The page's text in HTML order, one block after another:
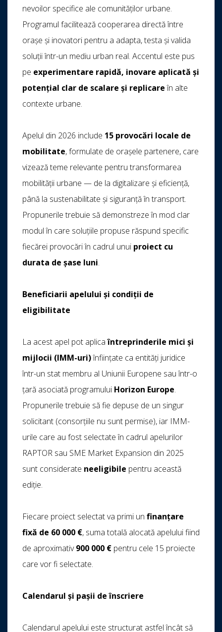
nevoilor specifice ale comunităților urbane.
Programul facilitează cooperarea directă între
orașe și inovatori pentru a adapta, testa și valida
soluții într-un mediu urban real. Accentul este pus
pe experimentare rapidă, inovare aplicată și
potențial clar de scalare și replicareîn alte
contexte urbane.
Apelul din 2026 include 15 provocări locale de
mobilitate, formulate de orașele partenere, care
vizează teme relevante pentru transformarea
mobilității urbane — de la digitalizare și eficiență,
până la sustenabilitate și siguranță în transport.
Propunerile trebuie să demonstreze în mod clar
modul în care soluțiile propuse răspund specific
fiecărei provocări în cadrul unui proiect cu
durata de șase luni.
Beneficiarii apelului și condiții de
eligibilitate
La acest apel pot aplicaîntreprinderile mici și
mijlocii (IMM-uri)înființate ca entități juridice
într-un stat membru al Uniunii Europene sau într-o
țară asociată programului Horizon Europe.
Propunerile trebuie să fie depuse de un singur
solicitant (consorțiile nu sunt permise), iar IMM-
urile care au fost selectate în cadrul apelurilor
RAPTOR sau SME Market Expansion din 2025
sunt considerate neeligibile pentru această
ediție.
Fiecare proiect selectat va primi un finanțare
fixă de 60 000 €, suma totală alocată apelului fiind
de aproximativ900 000 € pentru cele 15 proiecte
care vor fi selectate.
Calendarul și pașii de înscriere
Calendarul apelului este structurat astfel încât să